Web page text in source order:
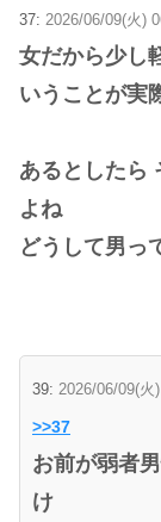
37: 2026/06/09(火)
女だから少し
いうことが実
あるとしたら
よね
どうして男っ
39: 2026/06/09(火
>>37
お前が弱者
け